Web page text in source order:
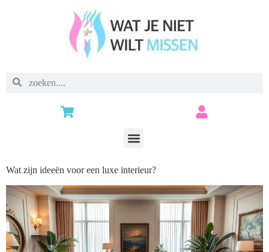
Wat zijn ideeën voor een luxe interieur?